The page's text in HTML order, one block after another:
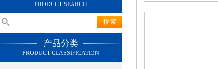
PRODUCT SEARCH
产品分类
PRODUCT CLASSIFICATION